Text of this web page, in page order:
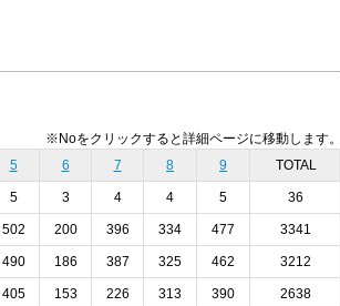
※Noをクリックすると詳細ページに移動します。
5 6 7 8 9 TOTAL
5 3 4 4 5 36
502 200 396 334 477 3341
490 186 387 325 462 3212
405 153 226 313 390 2638